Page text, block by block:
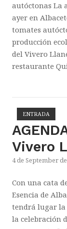
autóctonas La
ayer en
tomates
producción
del Vivero
restaurante
ENTRADA
Vivero
4 de September
Con una cata
Esencia de
tendrá lugar la
la celebración